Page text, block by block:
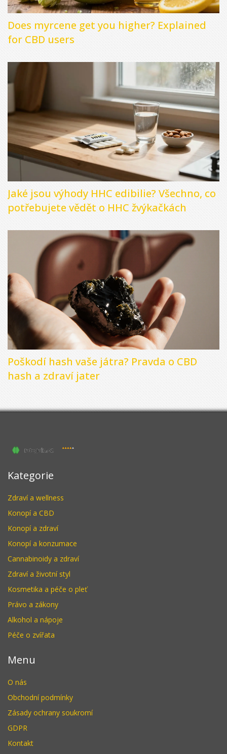
Does myrcene get you higher? Explained
for CBD users
Jaké jsou výhody HHC edibilie? Všechno, co
potřebujete vědět o HHC žvýkačkách
Poškodí hash vaše játra? Pravda o CBD
hash a zdraví jater
Kategorie
Zdraví a wellness
Konopí a CBD
Konopí a zdraví
Konopí a konzumace
Cannabinoidy a zdraví
Zdraví a životní styl
Kosmetika a péče o pleť
Právo a zákony
Alkohol a nápoje
Péče o zvířata
Menu
O nás
Obchodní podmínky
Zásady ochrany soukromí
GDPR
Kontakt